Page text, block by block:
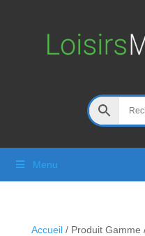
Menu
Accueil/ Produit Gamme